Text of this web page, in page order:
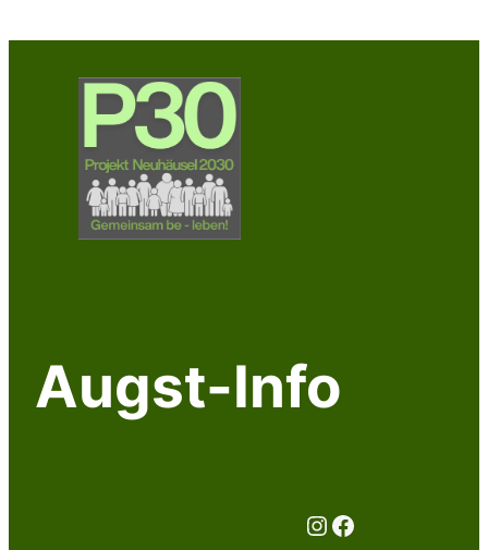
Inhalt
Augst-Info
Instagram
Facebook